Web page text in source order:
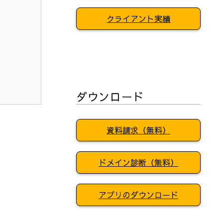
クライアント実績
ダウンロード
資料請求（無料）
ドメイン診断（無料）
アプリのダウンロード